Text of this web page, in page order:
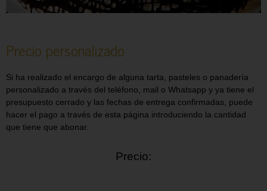
Precio personalizado
Si ha realizado el encargo de alguna tarta, pasteles o panadería
personalizado a través del teléfono, mail o Whatsapp y ya tiene el
presupuesto cerrado y las fechas de entrega confirmadas, puede
hacer el pago a través de esta página introduciendo la cantidad
que tiene que abonar.
Precio: